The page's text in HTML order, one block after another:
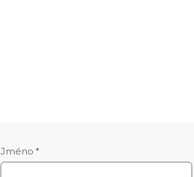
Jméno *